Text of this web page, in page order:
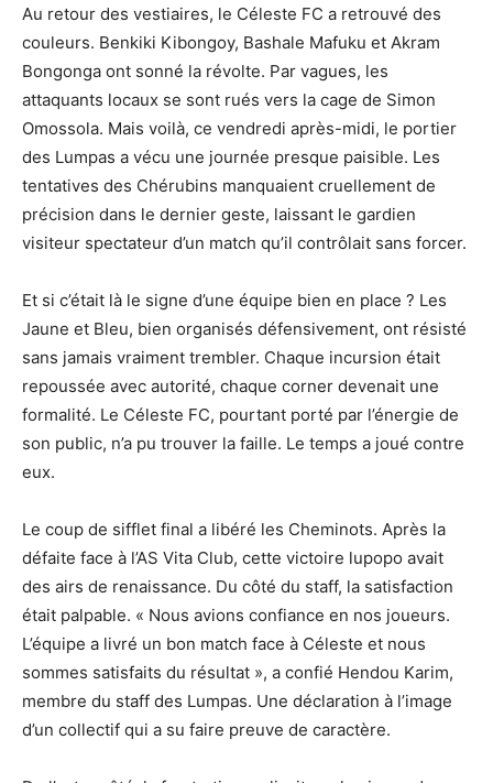
Au retour des vestiaires, le Céleste FC a retrouvé des
couleurs. Benkiki Kibongoy, Bashale Mafuku et Akram
Bongonga ont sonné la révolte. Par vagues, les
attaquants locaux se sont rués vers la cage de Simon
Omossola. Mais voilà, ce vendredi après-midi, le portier
des Lumpas a vécu une journée presque paisible. Les
tentatives des Chérubins manquaient cruellement de
précision dans le dernier geste, laissant le gardien
visiteur spectateur d’un match qu’il contrôlait sans forcer.
Et si c’était là le signe d’une équipe bien en place ? Les
Jaune et Bleu, bien organisés défensivement, ont résisté
sans jamais vraiment trembler. Chaque incursion était
repoussée avec autorité, chaque corner devenait une
formalité. Le Céleste FC, pourtant porté par l’énergie de
son public, n’a pu trouver la faille. Le temps a joué contre
eux.
Le coup de sifflet final a libéré les Cheminots. Après la
défaite face à l’AS Vita Club, cette victoire lupopo avait
des airs de renaissance. Du côté du staff, la satisfaction
était palpable. « Nous avions confiance en nos joueurs.
L’équipe a livré un bon match face à Céleste et nous
sommes satisfaits du résultat », a confié Hendou Karim,
membre du staff des Lumpas. Une déclaration à l’image
d’un collectif qui a su faire preuve de caractère.